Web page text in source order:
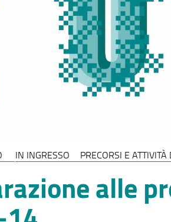
IN INGRESSO PRECORSI E
alle